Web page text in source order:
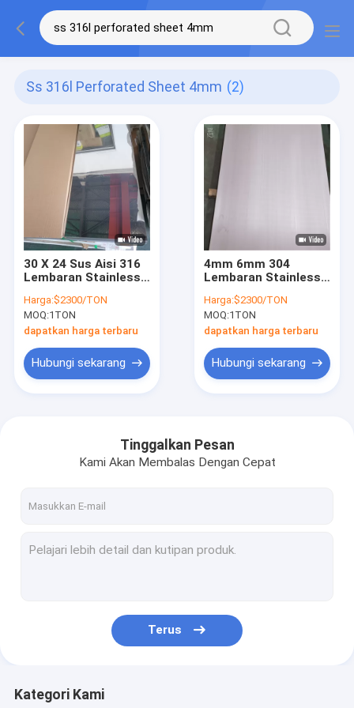
Ss 316l Perforated Sheet 4mm (2)
30 X 24 Sus Aisi 316
Lembaran Stainless
Berlubang 4mm Cold
Rolled
Harga:$2300/TON
MOQ:1TON
dapatkan harga terbaru
Hubungi sekarang
4mm 6mm 304
Lembaran Stainless
Plat Panel Stainless
Steel 4x8
Harga:$2300/TON
MOQ:1TON
dapatkan harga terbaru
Hubungi sekarang
Tinggalkan Pesan
Kami Akan Membalas Dengan Cepat
Terus
Kategori Kami